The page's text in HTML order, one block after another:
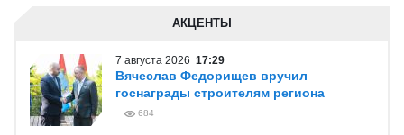
АКЦЕНТЫ
7 августа 2026 17:29
Вячеслав Федорищев вручил
госнаграды строителям региона
684